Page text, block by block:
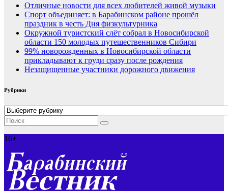
Отличные новости для всех любителей живой музыки
Спорт объединяет: в Барабинском районе прошёл
праздник в честь Дня физкультурника
Окружной туристский слёт собрал в Новосибирской
области 150 молодых путешественников Сибири
99% новорожденных в Новосибирской области
прикладывают к груди сразу после рождения
Незащищенные участники дорожного движения
Рубрики
Рубрики
16+